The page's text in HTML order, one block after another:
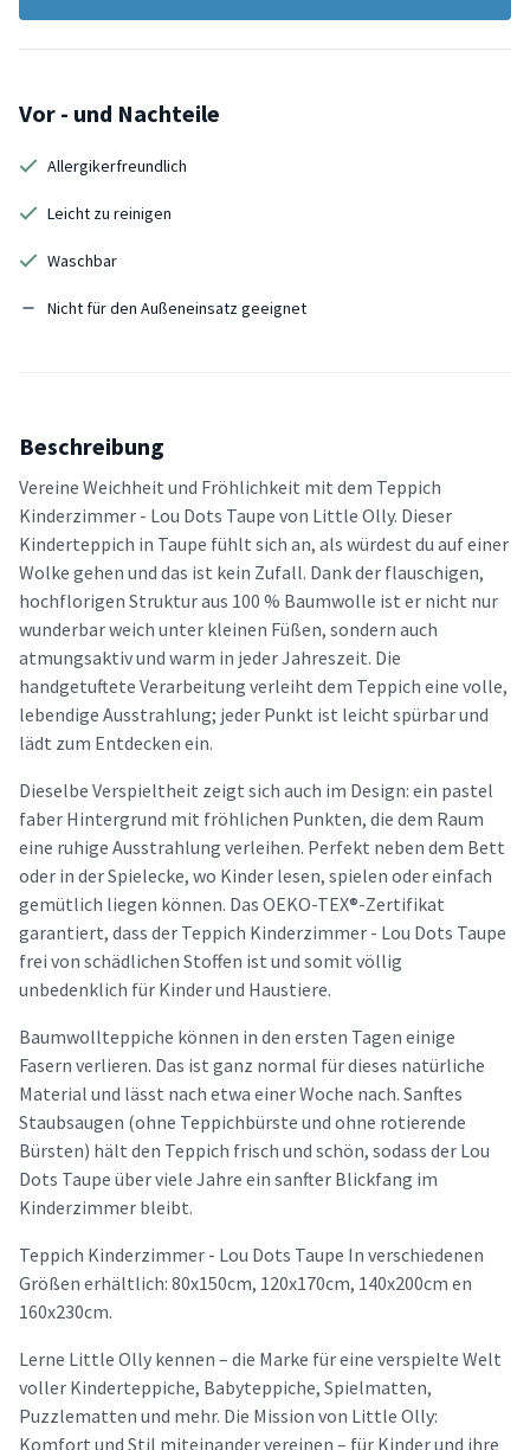
Vor - und Nachteile
Allergikerfreundlich
Leicht zu reinigen
Waschbar
Nicht für den Außeneinsatz geeignet
Beschreibung
Vereine Weichheit und Fröhlichkeit mit dem Teppich
Kinderzimmer - Lou Dots Taupe von Little Olly. Dieser
Kinderteppich in Taupe fühlt sich an, als würdest du auf einer
Wolke gehen und das ist kein Zufall. Dank der flauschigen,
hochflorigen Struktur aus 100 % Baumwolle ist er nicht nur
wunderbar weich unter kleinen Füßen, sondern auch
atmungsaktiv und warm in jeder Jahreszeit. Die
handgetuftete Verarbeitung verleiht dem Teppich eine volle,
lebendige Ausstrahlung; jeder Punkt ist leicht spürbar und
lädt zum Entdecken ein.
Dieselbe Verspieltheit zeigt sich auch im Design: ein pastel
faber Hintergrund mit fröhlichen Punkten, die dem Raum
eine ruhige Ausstrahlung verleihen. Perfekt neben dem Bett
oder in der Spielecke, wo Kinder lesen, spielen oder einfach
gemütlich liegen können. Das OEKO-TEX®-Zertifikat
garantiert, dass der Teppich Kinderzimmer - Lou Dots Taupe
frei von schädlichen Stoffen ist und somit völlig
unbedenklich für Kinder und Haustiere.
Baumwollteppiche können in den ersten Tagen einige
Fasern verlieren. Das ist ganz normal für dieses natürliche
Material und lässt nach etwa einer Woche nach. Sanftes
Staubsaugen (ohne Teppichbürste und ohne rotierende
Bürsten) hält den Teppich frisch und schön, sodass der Lou
Dots Taupe über viele Jahre ein sanfter Blickfang im
Kinderzimmer bleibt.
Teppich Kinderzimmer - Lou Dots Taupe In verschiedenen
Größen erhältlich: 80x150cm, 120x170cm, 140x200cm en
160x230cm.
Lerne Little Olly kennen – die Marke für eine verspielte Welt
voller Kinderteppiche, Babyteppiche, Spielmatten,
Puzzlematten und mehr. Die Mission von Little Olly:
Komfort und Stil miteinander vereinen – für Kinder und ihre